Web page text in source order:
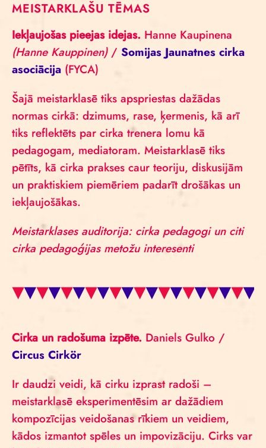
MEISTARKLAŠU TĒMAS
Iekļaujošas pieejas idejas. Hanne Kaupinena
(Hanne Kauppinen) / Somijas Jaunatnes cirka
asociācija (FYCA)
Šajā meistarklasē tiks apspriestas dažādas
normas cirkā: dzimums, rase, ķermenis, kā arī
tiks reflektēts par cirka trenera lomu kā
pedagogam, mediatoram. Meistarklasē tiks
pētīts, kā cirka prakses caur teoriju, diskusijām
un praktiskiem piemēriem padarīt drošākas un
iekļaujošākas.
Meistarklases auditorija: cirka pedagogi un citi
cirka pedagoģijas metožu interesenti
Cirka un radošuma izpēte. Daniels Gulko /
Circus Cirkör
Ir daudzi veidi, kā cirku izprast radoši –
meistarklasē eksperimentēsim ar dažādiem
kompozīcijas veidošanas rīkiem un veidiem,
kādos izmantot spēles un impovizāciju. Cirks var